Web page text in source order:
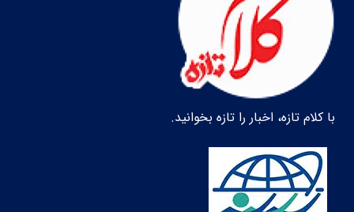
با کلام تازه، اخبار را تازه بخوانید.